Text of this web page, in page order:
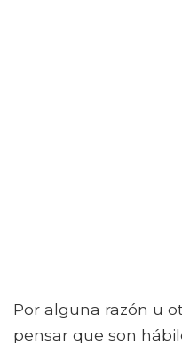
Por alguna razón u
pensar que son